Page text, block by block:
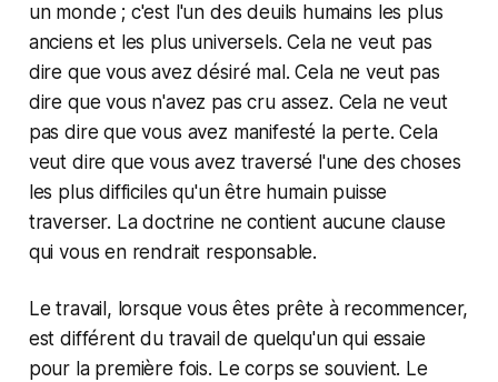
un monde ; c'est l'un des deuils humains les plus
anciens et les plus universels. Cela ne veut pas
dire que vous avez désiré mal. Cela ne veut pas
dire que vous n'avez pas cru assez. Cela ne veut
pas dire que vous avez manifesté la perte. Cela
veut dire que vous avez traversé l'une des choses
les plus difficiles qu'un être humain puisse
traverser. La doctrine ne contient aucune clause
qui vous en rendrait responsable.
Le travail, lorsque vous êtes prête à recommencer,
est différent du travail de quelqu'un qui essaie
pour la première fois. Le corps se souvient. Le